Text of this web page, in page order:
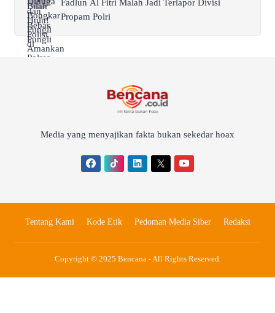
Fadlun Al Fitri Malah Jadi Terlapor Divisi
Propam Polri
Media yang menyajikan fakta bukan sekedar hoax
Tentang Kami Kode Etik Pedoman Media Siber Redaksi
Copyright © 2025 Bencana - All Rights Reserved.